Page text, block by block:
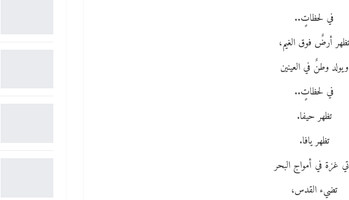
في لحظاتٍ..
تظهر أرضٌ فوق الغيم،
ويولد وطنٌ في العينين
في لحظاتٍ..
تظهر حيفا.
تظهر يافا.
غزة في أمواج البحر
تضيء القدس،